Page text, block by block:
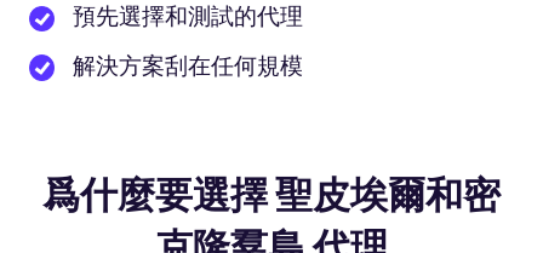
預先選擇和測試的代理
解決方案刮在任何規模
爲什麼要選擇 聖皮埃爾和密